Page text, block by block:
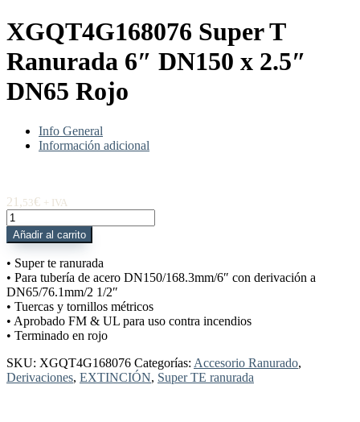
XGQT4G168076 Super T
Ranurada 6″ DN150 x 2.5″
DN65 Rojo
Info General
Información adicional
21,53€ + IVA
XGQT4G168076
Super
T
Ranurada
6"
DN150
x
2.5"
DN65
cantidad
Añadir al carrito
• Super te ranurada
• Para tubería de acero DN150/168.3mm/6″ con derivación a
DN65/76.1mm/2 1/2″
• Tuercas y tornillos métricos
• Aprobado FM & UL para uso contra incendios
• Terminado en rojo
SKU: XGQT4G168076 Categorías: Accesorio Ranurado,
Derivaciones, EXTINCIÓN, Super TE ranurada